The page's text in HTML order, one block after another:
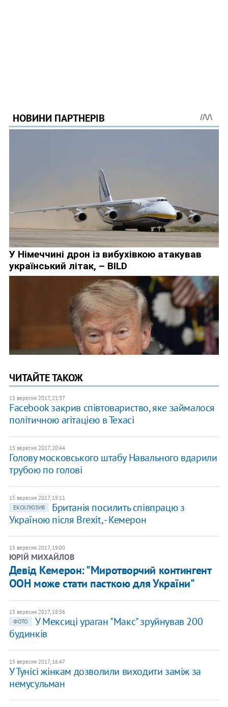
ЧИТАЙТЕ ТАКОЖ
15 вересня 2017, 21:37
Facebook закрив співтовариство, яке займалося
політичною агітацією в Техасі
15 вересня 2017, 20:44
Голову московського штабу Навального вдарили
трубою по голові
15 вересня 2017, 19:11
ЕКСКЛЮЗИВ
Британія посилить співпрацю з
Україною після Brexit, - Кемерон
15 вересня 2017, 19:00
ЮРІЙ МИХАЙЛОВ
Девід Кемерон: "Миротворчий контингент
ООН може стати пасткою для України"
15 вересня 2017, 18:56
ФОТО
У Мексиці ураган "Макс" зруйнував 200
будинків
15 вересня 2017, 16:47
У Тунісі жінкам дозволили виходити заміж за
немусульман